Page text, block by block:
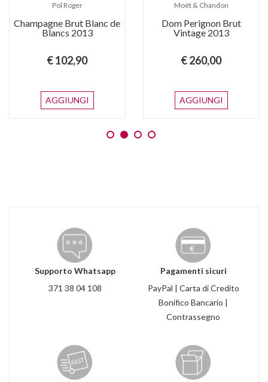
Pol Roger
Champagne Brut Blanc de
Blancs 2013
€ 102,90
AGGIUNGI
Moët & Chandon
Dom Perignon Brut
Vintage 2013
€ 260,00
AGGIUNGI
Supporto Whatsapp
371 38 04 108
Pagamenti sicuri
PayPal | Carta di Credito
Bonifico Bancario |
Contrassegno